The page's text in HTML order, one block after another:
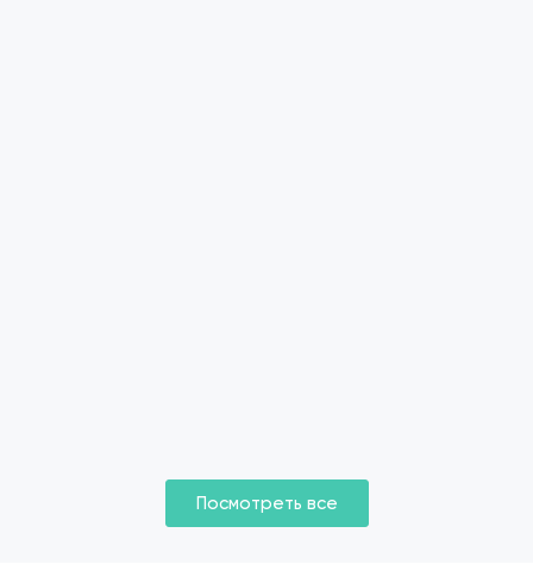
Посмотреть все